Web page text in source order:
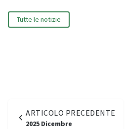
Tutte le notizie
ARTICOLO PRECEDENTE
2025 Dicembre